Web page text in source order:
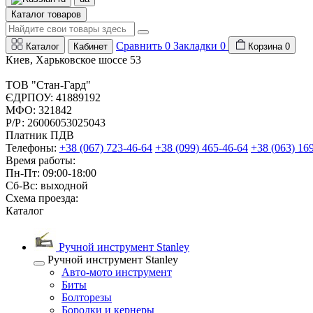
Каталог товаров
Каталог Кабинет Сравнить 0 Закладки 0 Корзина 0
Киев, Харьковское шоссе 53
ТОВ "Стан-Гард"
ЄДРПОУ: 41889192
МФО: 321842
Р/Р: 26006053025043
Платник ПДВ
Телефоны: +38 (067) 723-46-64 +38 (099) 465-46-64 +38 (063)
Время работы:
Пн-Пт: 09:00-18:00
Сб-Вс: выходной
Схема проезда:
Каталог
Ручной инструмент Stanley
Ручной инструмент Stanley
Авто-мото инструмент
Биты
Болторезы
Бородки и кернеры